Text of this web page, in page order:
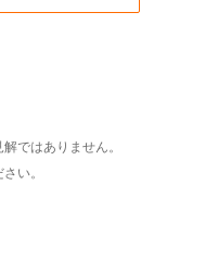
ではありません。
い。